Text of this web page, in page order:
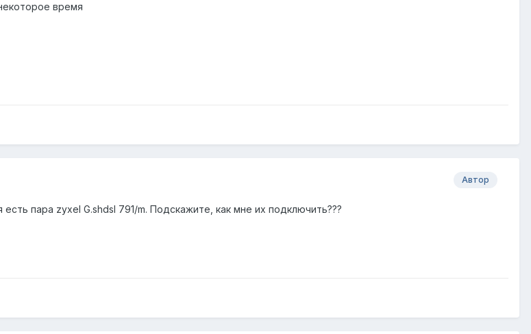
время
Автор
пара zyxel G.shdsl 791/m. Подскажите, как мне их подключить???